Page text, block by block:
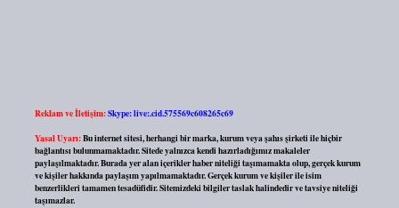
Reklam ve İletişim:Skype: live:.cid.575569c608265c69
Yasal Uyarı:Bu internet sitesi, herhangi bir marka, kurum veya şahıs şirketi ile hiçbir
bağlantısı bulunmamaktadır. Sitede yalnızca kendi hazırladığımız makaleler
paylaşılmaktadır. Burada yer alan içerikler haber niteliği taşımamakta olup, gerçek kurum
ve kişiler hakkında paylaşım yapılmamaktadır. Gerçek kurum ve kişiler ile isim
benzerlikleri tamamen tesadüfidir. Sitemizdeki bilgiler taslak halindedir ve tavsiye niteliği
taşımazlar.